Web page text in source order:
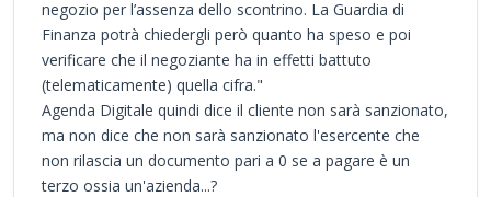
negozio per l’assenza dello scontrino. La Guardia di
Finanza potrà chiedergli però quanto ha speso e poi
verificare che il negoziante ha in effetti battuto
(telematicamente) quella cifra."
Agenda Digitale quindi dice il cliente non sarà sanzionato,
ma non dice che non sarà sanzionato l'esercente che
non rilascia un documento pari a 0 se a pagare è un
terzo ossia un'azienda...?